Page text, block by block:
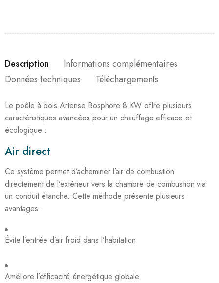
Description
Informations complémentaires
Données techniques
Téléchargements
Le poêle à bois Artense Bosphore 8 KW offre plusieurs
caractéristiques avancées pour un chauffage efficace et
écologique :
Air direct
Ce système permet d’acheminer l’air de combustion
directement de l’extérieur vers la chambre de combustion via
un conduit étanche. Cette méthode présente plusieurs
avantages :
Évite l’entrée d’air froid dans l’habitation
Améliore l’efficacité énergétique globale